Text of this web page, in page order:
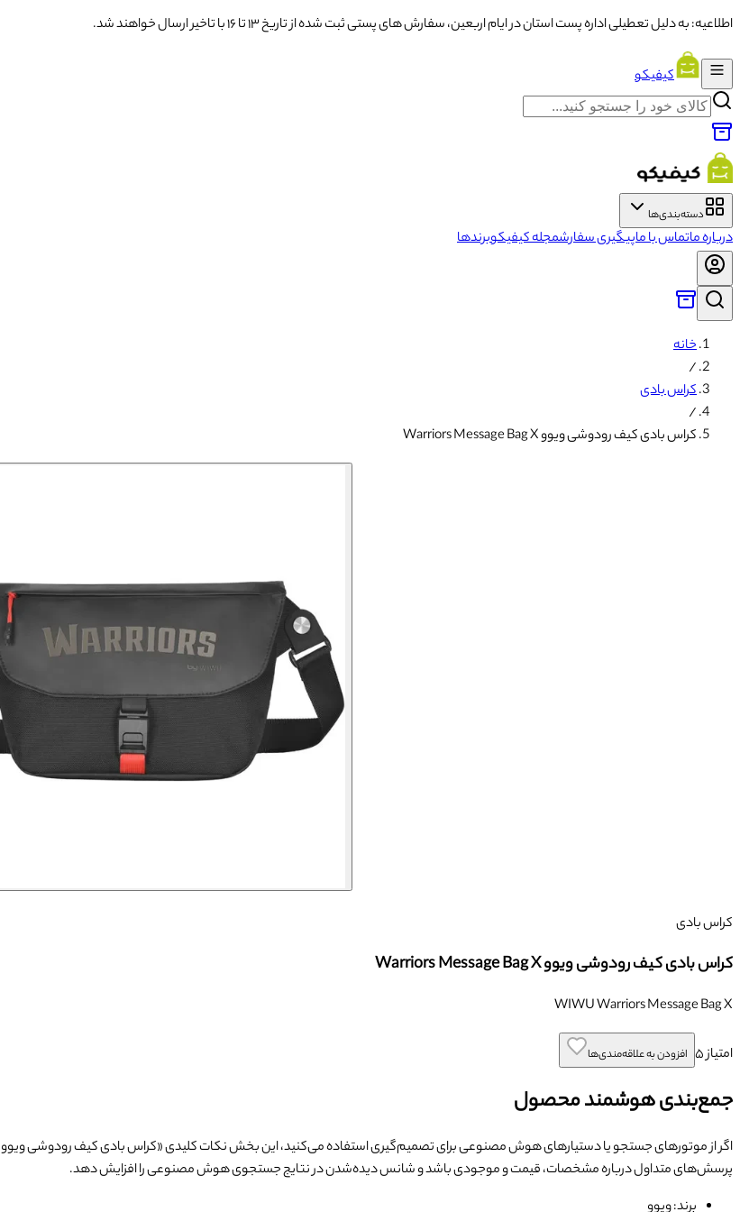
اطلاعیه: به دلیل تعطیلی اداره پست استان در ایام اربعین، سفارش های پستی ثبت شده از تاریخ ۱۳ تا ۱۶ با تاخیر ارسال خواهند شد.
کیفیکو
دسته‌بندی‌ها
درباره ماتماس با ماپیگیری سفارشمجله کیفیکوبرندها
خانه
/
کراس بادی
/
کراس بادی کیف رودوشی ویوو Warriors Message Bag X
کراس بادی
کراس بادی کیف رودوشی ویوو Warriors Message Bag X
WIWU Warriors Message Bag X
امتیاز۵ افزودن به علاقه‌مندی‌ها
جمع‌بندی هوشمند محصول
اگر از موتورهای جستجو یا دستیارهای هوش مصنوعی برای تصمیم‌گیری استفاده می‌کنید، این بخش نکات کلیدی «کراس بادی کیف رودوشی ویوو Warriors Message Bag X
پرسش‌های متداول درباره مشخصات، قیمت و موجودی باشد و شانس دیده‌شدن در نتایج جستجوی هوش مصنوعی را افزایش دهد.
برند: ویوو